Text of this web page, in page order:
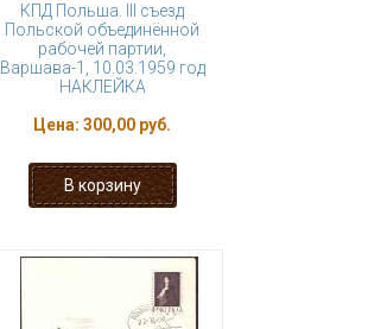
КПД Польша. III съезд
Польской объединённой
рабочей партии,
Варшава-1, 10.03.1959 год
НАКЛЕЙКА
Цена: 300,00 руб.